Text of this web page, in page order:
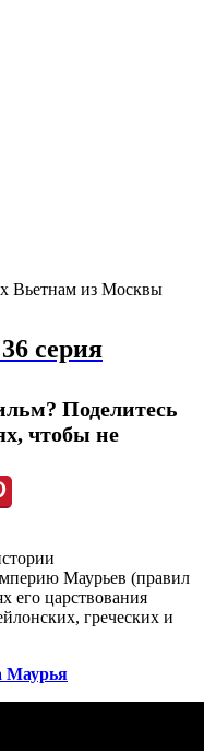
Вьетнам из Москвы
серия
Поделитесь
чтобы не
Маурьев (правил
его царствования
греческих и
Маурья